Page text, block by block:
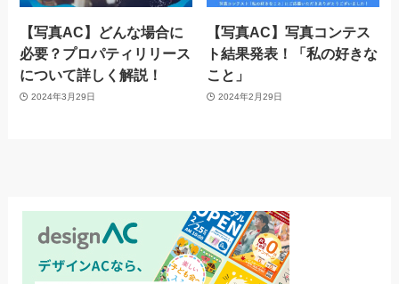
【写真AC】どんな場合に
必要？プロパティリリース
について詳しく解説！
2024年3月29日
【写真AC】写真コンテス
ト結果発表！「私の好きな
こと」
2024年2月29日